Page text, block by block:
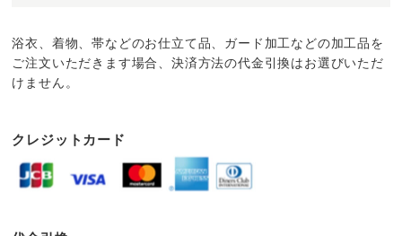
浴衣、着物、帯などのお仕立て品、ガード加工などの加工品を
ご注文いただきます場合、決済方法の代金引換はお選びいただ
けません。
クレジットカード